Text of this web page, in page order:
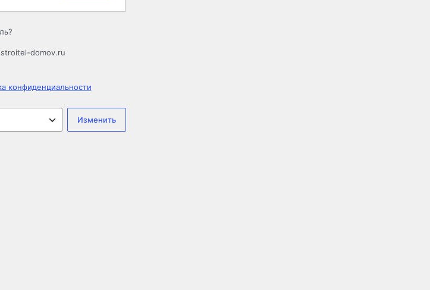
domov.ru
конфиденциальности